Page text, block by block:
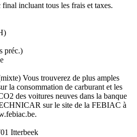
incluant tous les frais et taxes.
préc.)
Vous trouverez de plus amples
la consommation de carburant et les
des voitures neuves dans la banque
sur le site de la FEBIAC à
Itterbeek